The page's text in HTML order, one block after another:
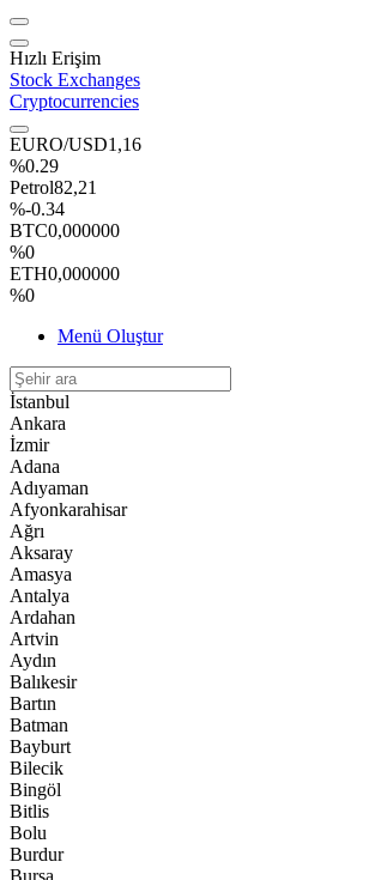
Hızlı Erişim
Stock Exchanges
Cryptocurrencies
EURO/USD1,16
%0.29
Petrol82,21
%-0.34
BTC0,000000
%0
ETH0,000000
%0
Menü Oluştur
İstanbul
Ankara
İzmir
Adana
Adıyaman
Afyonkarahisar
Ağrı
Aksaray
Amasya
Antalya
Ardahan
Artvin
Aydın
Balıkesir
Bartın
Batman
Bayburt
Bilecik
Bingöl
Bitlis
Bolu
Burdur
Bursa